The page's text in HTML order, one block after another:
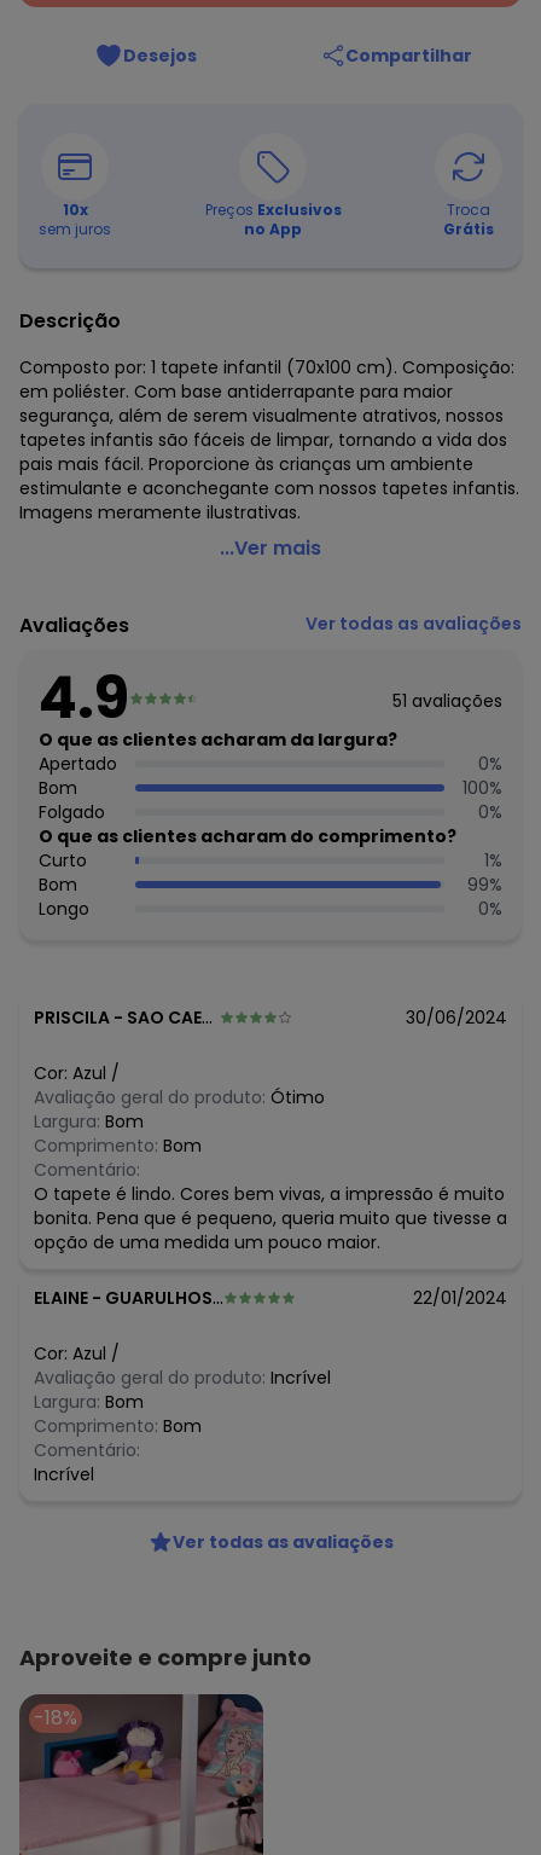
Desejos Compartilhar
10x
sem juros
Preços Exclusivos
no App
Troca
Grátis
Descrição
Composto por: 1 tapete infantil (70x100 cm). Composição:
em poliéster. Com base antiderrapante para maior
segurança, além de serem visualmente atrativos, nossos
tapetes infantis são fáceis de limpar, tornando a vida dos
pais mais fácil. Proporcione às crianças um ambiente
estimulante e aconchegante com nossos tapetes infantis.
Imagens meramente ilustrativas.
Jolitex - Tapete Infantil Antiderrapante Minnie 70x100
Código do produto: 3288081
Composto por:
Composição: em poliéster.
Com base antiderrapante para maior segurança, além de
serem visualmente atrativos, nossos tapetes infantis são
fáceis de limpar, tornando a vida dos pais mais fácil.
Proporcione às crianças um ambiente estimulante e
aconchegante com nossos tapetes infantis.
Imagens meramente ilustrativas.
...Ver mais
Avaliações Ver todas as avaliações
4.9 51 avaliações
O que as clientes acharam da largura?
Apertado
0%
Bom
100%
Folgado
0%
O que as clientes acharam do comprimento?
Curto
1%
Bom
99%
Longo
0%
PRISCILA - SAO CAETANO DO SUL - SP 30/06/2024
Cor: Azul /
Avaliação geral do produto: Ótimo
Largura: Bom
Comprimento: Bom
Comentário:
O tapete é lindo. Cores bem vivas, a impressão é muito
bonita. Pena que é pequeno, queria muito que tivesse a
opção de uma medida um pouco maior.
ELAINE - GUARULHOS - SP 22/01/2024
Cor: Azul /
Avaliação geral do produto: Incrível
Largura: Bom
Comprimento: Bom
Comentário:
Incrível
Ver todas as avaliações
Aproveite e compre junto
-18%